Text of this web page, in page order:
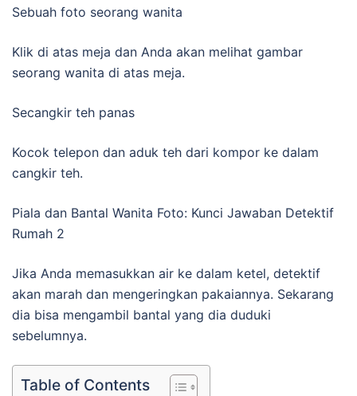
Sebuah foto seorang wanita
Klik di atas meja dan Anda akan melihat gambar
seorang wanita di atas meja.
Secangkir teh panas
Kocok telepon dan aduk teh dari kompor ke dalam
cangkir teh.
Piala dan Bantal Wanita Foto: Kunci Jawaban Detektif
Rumah 2
Jika Anda memasukkan air ke dalam ketel, detektif
akan marah dan mengeringkan pakaiannya. Sekarang
dia bisa mengambil bantal yang dia duduki
sebelumnya.
Table of Contents